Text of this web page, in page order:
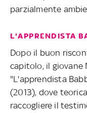
parzialmente
L'APPRENDISTA
Dopo il buon
capitolo, il giovane
"L'apprendista
(2013), dove
raccogliere il